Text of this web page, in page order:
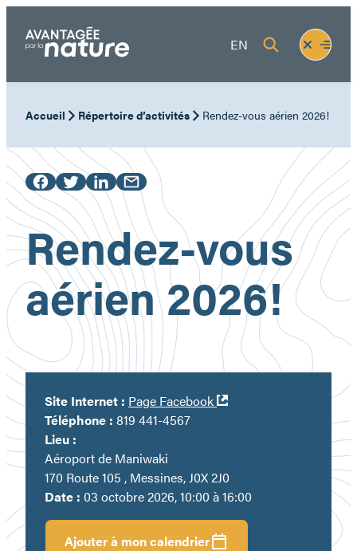
contenu
EN
Fermer
le
menu
Ouvrir
le
Accueil Répertoire d’activités Rendez-vous aérien 2026!
Rendez-vous
aérien 2026!
Ajouter à mon calendrier
Date : 03 octobre 2026, 10:00 à 16:00
Lieu :
Aéroport de Maniwaki
170 Route 105 , Messines, J0X 2J0
Téléphone : 819 441-4567
Site Internet : Page Facebook
Ouvre
fenêtre